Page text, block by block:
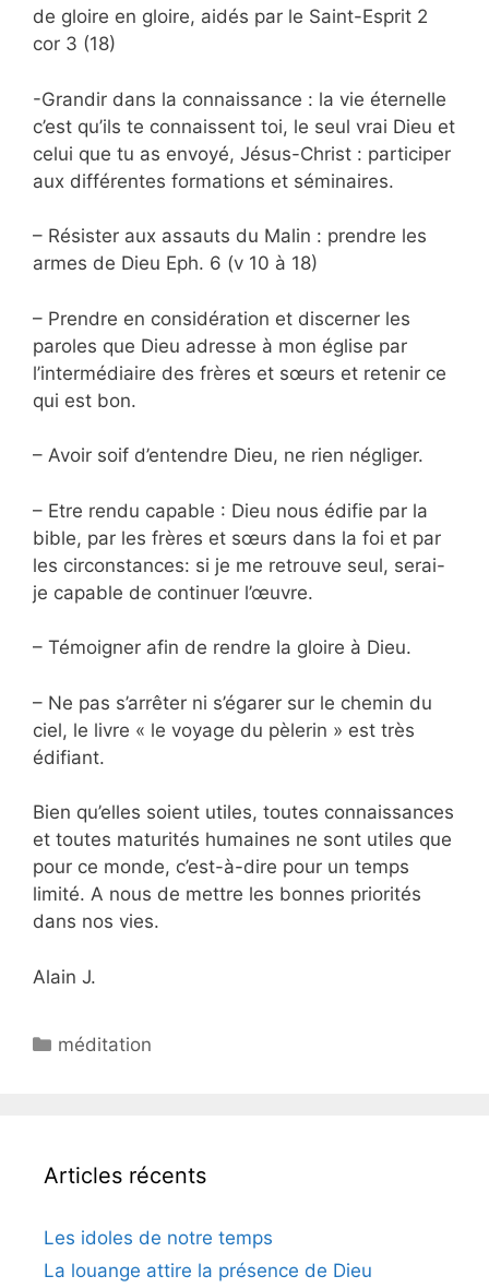
de gloire en gloire, aidés par le Saint-Esprit 2
cor 3 (18)
-Grandir dans la connaissance : la vie éternelle
c’est qu’ils te connaissent toi, le seul vrai Dieu et
celui que tu as envoyé, Jésus-Christ : participer
aux différentes formations et séminaires.
– Résister aux assauts du Malin : prendre les
armes de Dieu Eph. 6 (v 10 à 18)
– Prendre en considération et discerner les
paroles que Dieu adresse à mon église par
l’intermédiaire des frères et sœurs et retenir ce
qui est bon.
– Avoir soif d’entendre Dieu, ne rien négliger.
– Etre rendu capable : Dieu nous édifie par la
bible, par les frères et sœurs dans la foi et par
les circonstances: si je me retrouve seul, serai-
je capable de continuer l’œuvre.
– Témoigner afin de rendre la gloire à Dieu.
– Ne pas s’arrêter ni s’égarer sur le chemin du
ciel, le livre « le voyage du pèlerin » est très
édifiant.
Bien qu’elles soient utiles, toutes connaissances
et toutes maturités humaines ne sont utiles que
pour ce monde, c’est-à-dire pour un temps
limité. A nous de mettre les bonnes priorités
dans nos vies.
Alain J.
méditation
Articles récents
Les idoles de notre temps
La louange attire la présence de Dieu